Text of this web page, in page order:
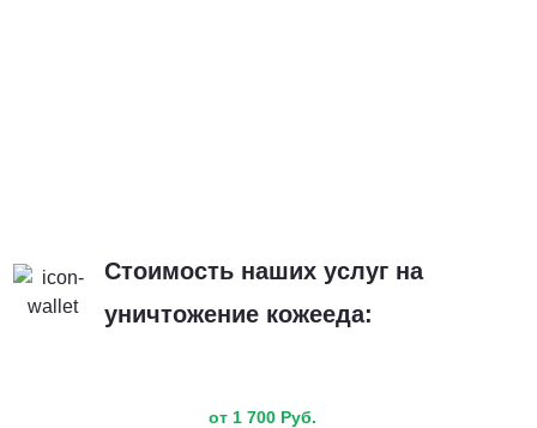
Стоимость наших услуг на
уничтожение кожееда:
от 1 700 Руб.